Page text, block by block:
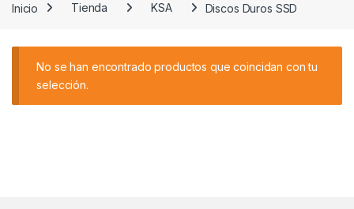
Inicio Tienda KSA Discos Duros SSD
No se han encontrado productos que coincidan con tu
selección.